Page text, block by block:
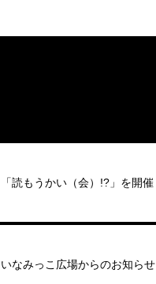
「読もうかい（会）!?」を開催
いなみっこ広場からのお知らせ